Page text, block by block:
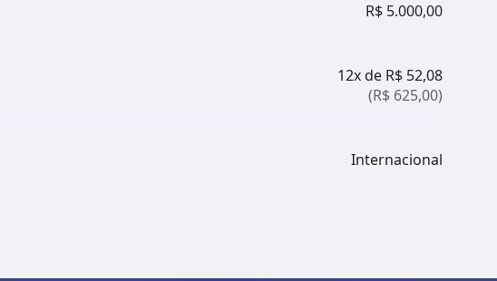
R$ 5.000,00
12x de R$ 52,08
(R$ 625,00)
Internacional